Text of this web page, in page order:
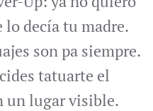
lo decía tu madre.
son pa siempre.
tatuarte el
un lugar visible.